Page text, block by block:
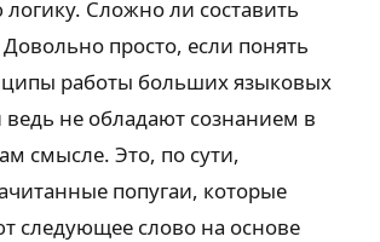
логику. Сложно ли составить
Довольно просто, если понять
работы больших языковых
не обладают сознанием в
смысле. Это, по сути,
попугаи, которые
следующее слово на основе